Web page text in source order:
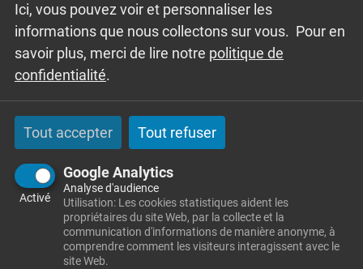
Ici, vous pouvez voir et personnaliser les
informations que nous collectons sur vous. Pour en
savoir plus, merci de lire notre politique de
confidentialité.
Tout accepter Tout refuser
Google Analytics
Activé
Analyse d'audience
Utilisation: Les cookies statistiques aident les
propriétaires du site Web, par la collecte et la
communication d'informations de manière anonyme, à
comprendre comment les visiteurs interagissent avec le
site Web.
l’environnement et…
NEWSLETTER
Pour rester informé des actualités de la
Communauté de Communes du Grand Pontarlier,
abonnez-vous à la newsletter.
INSCRIPTION